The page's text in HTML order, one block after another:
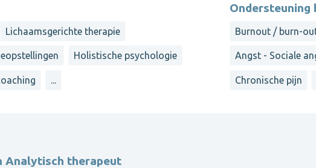
Lichaamsgerichte therapie
Holistische psychologie
...
Ondersteuning
Burnout / burn-
Angst - Sociale
Chronische pijn
Analytisch therapeut